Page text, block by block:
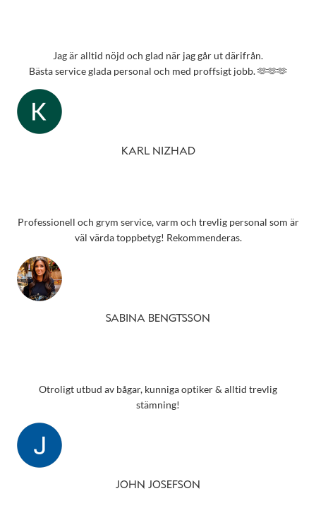
Jag är alltid nöjd och glad när jag går ut därifrån.
Bästa service glada personal och med proffsigt jobb. 🫶🫶🫶
KARL NIZHAD
Professionell och grym service, varm och trevlig personal som är
väl värda toppbetyg! Rekommenderas.
SABINA BENGTSSON
Otroligt utbud av bågar, kunniga optiker & alltid trevlig
stämning!
JOHN JOSEFSON